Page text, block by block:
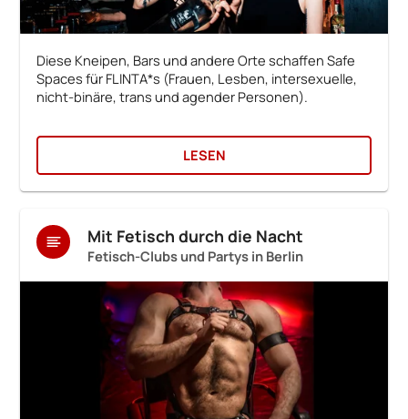
Diese Kneipen, Bars und andere Orte schaffen Safe
Spaces für FLINTA*s (Frauen, Lesben, intersexuelle,
nicht-binäre, trans und agender Personen).
LESEN
Mit Fetisch durch die Nacht
Fetisch-Clubs und Partys in Berlin